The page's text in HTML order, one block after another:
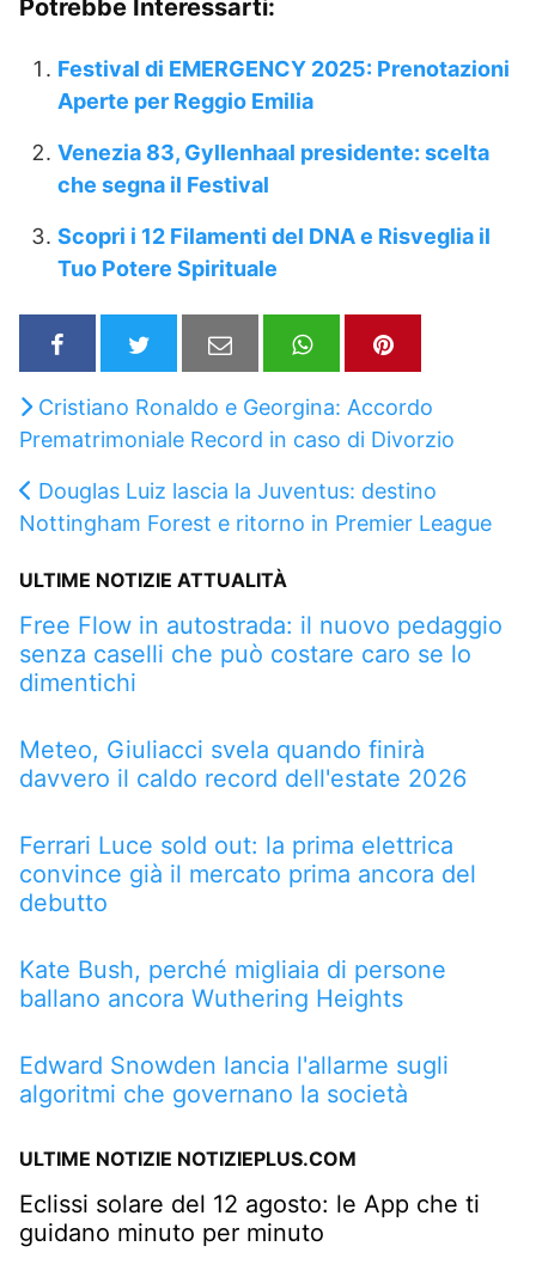
Potrebbe Interessarti:
Festival di EMERGENCY 2025: Prenotazioni
Aperte per Reggio Emilia
Venezia 83, Gyllenhaal presidente: scelta
che segna il Festival
Scopri i 12 Filamenti del DNA e Risveglia il
Tuo Potere Spirituale
Cristiano Ronaldo e Georgina: Accordo
Prematrimoniale Record in caso di Divorzio
Douglas Luiz lascia la Juventus: destino
Nottingham Forest e ritorno in Premier League
ULTIME NOTIZIE ATTUALITÀ
Free Flow in autostrada: il nuovo pedaggio
senza caselli che può costare caro se lo
dimentichi
Meteo, Giuliacci svela quando finirà
davvero il caldo record dell'estate 2026
Ferrari Luce sold out: la prima elettrica
convince già il mercato prima ancora del
debutto
Kate Bush, perché migliaia di persone
ballano ancora Wuthering Heights
Edward Snowden lancia l'allarme sugli
algoritmi che governano la società
ULTIME NOTIZIE NOTIZIEPLUS.COM
Eclissi solare del 12 agosto: le App che ti
guidano minuto per minuto